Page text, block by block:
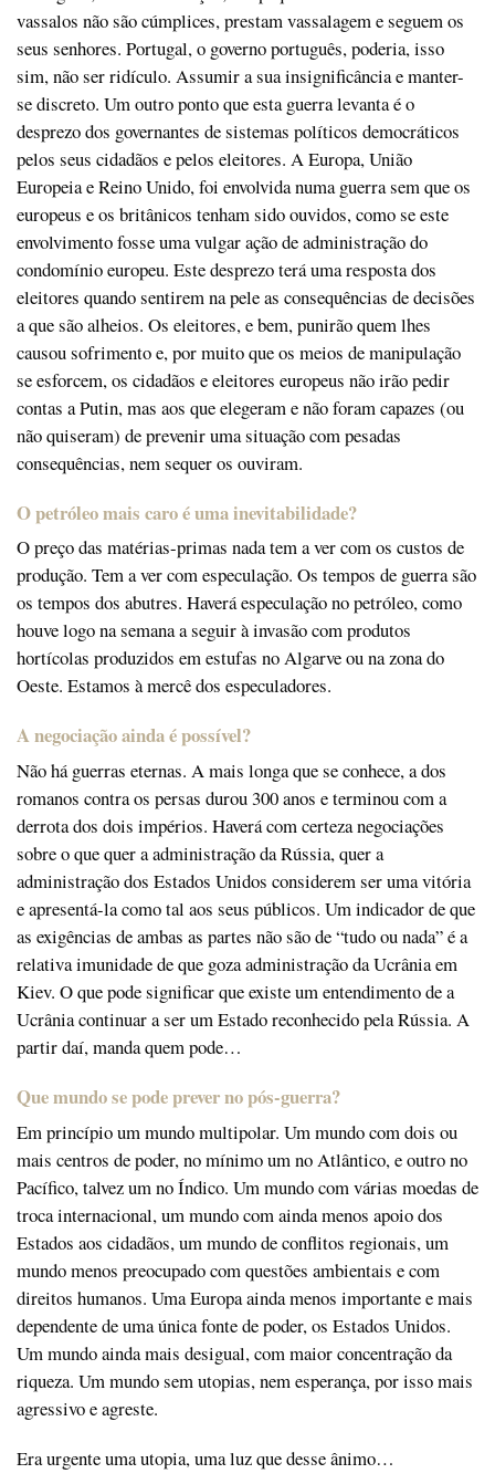
vassalos não são cúmplices, prestam vassalagem e seguem os
seus senhores. Portugal, o governo português, poderia, isso
sim, não ser ridículo. Assumir a sua insignificância e manter-
se discreto. Um outro ponto que esta guerra levanta é o
desprezo dos governantes de sistemas políticos democráticos
pelos seus cidadãos e pelos eleitores. A Europa, União
Europeia e Reino Unido, foi envolvida numa guerra sem que os
europeus e os britânicos tenham sido ouvidos, como se este
envolvimento fosse uma vulgar ação de administração do
condomínio europeu. Este desprezo terá uma resposta dos
eleitores quando sentirem na pele as consequências de decisões
a que são alheios. Os eleitores, e bem, punirão quem lhes
causou sofrimento e, por muito que os meios de manipulação
se esforcem, os cidadãos e eleitores europeus não irão pedir
contas a Putin, mas aos que elegeram e não foram capazes (ou
não quiseram) de prevenir uma situação com pesadas
consequências, nem sequer os ouviram.
O petróleo mais caro é uma inevitabilidade?
O preço das matérias-primas nada tem a ver com os custos de
produção. Tem a ver com especulação. Os tempos de guerra são
os tempos dos abutres. Haverá especulação no petróleo, como
houve logo na semana a seguir à invasão com produtos
hortícolas produzidos em estufas no Algarve ou na zona do
Oeste. Estamos à mercê dos especuladores.
A negociação ainda é possível?
Não há guerras eternas. A mais longa que se conhece, a dos
romanos contra os persas durou 300 anos e terminou com a
derrota dos dois impérios. Haverá com certeza negociações
sobre o que quer a administração da Rússia, quer a
administração dos Estados Unidos considerem ser uma vitória
e apresentá-la como tal aos seus públicos. Um indicador de que
as exigências de ambas as partes não são de “tudo ou nada” é a
relativa imunidade de que goza administração da Ucrânia em
Kiev. O que pode significar que existe um entendimento de a
Ucrânia continuar a ser um Estado reconhecido pela Rússia. A
partir daí, manda quem pode…
Que mundo se pode prever no pós-guerra?
Em princípio um mundo multipolar. Um mundo com dois ou
mais centros de poder, no mínimo um no Atlântico, e outro no
Pacífico, talvez um no Índico. Um mundo com várias moedas de
troca internacional, um mundo com ainda menos apoio dos
Estados aos cidadãos, um mundo de conflitos regionais, um
mundo menos preocupado com questões ambientais e com
direitos humanos. Uma Europa ainda menos importante e mais
dependente de uma única fonte de poder, os Estados Unidos.
Um mundo ainda mais desigual, com maior concentração da
riqueza. Um mundo sem utopias, nem esperança, por isso mais
agressivo e agreste.
Era urgente uma utopia, uma luz que desse ânimo…